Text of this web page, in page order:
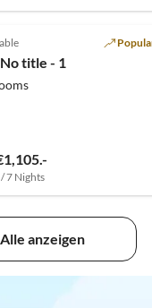
(2)
title - 1
7 Nights
Alle anzeigen